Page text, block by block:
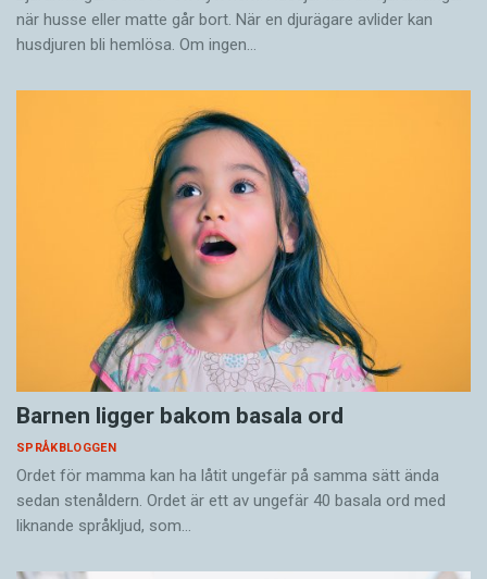
när husse eller matte går bort. När en djurägare avlider kan
husdjuren bli hemlösa. Om ingen…
Barnen ligger bakom basala ord
SPRÅKBLOGGEN
Ordet för mamma kan ha låtit ungefär på samma sätt ända
sedan stenåldern. Ordet är ett av ungefär 40 basala ord med
liknande språkljud, som…